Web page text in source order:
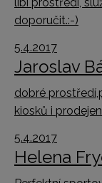
doporučit.:-)
5.4.2017
Jaroslav
dobré
kiosků i
5.4.2017
Helena